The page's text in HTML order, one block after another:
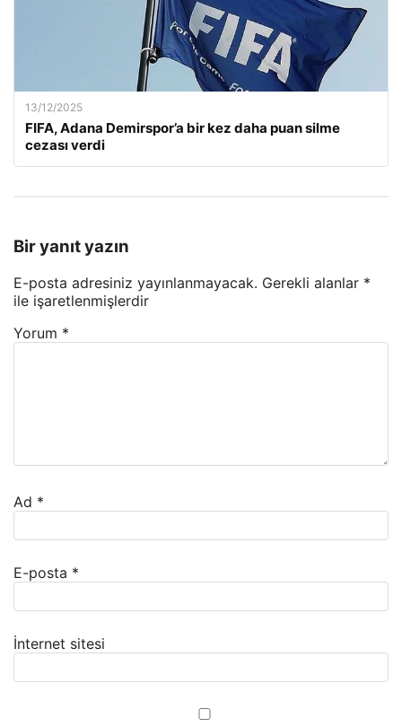
13/12/2025
FIFA, Adana Demirspor’a bir kez daha puan silme
cezası verdi
Bir yanıt yazın
E-posta adresiniz yayınlanmayacak. Gerekli alanlar *
ile işaretlenmişlerdir
Yorum *
Ad *
E-posta *
İnternet sitesi